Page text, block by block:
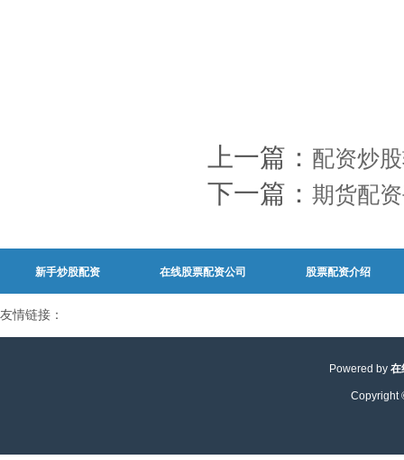
上一篇： 配资炒
下一篇： 期货配
新手炒股配资 在线股票配资公司 股票配资介绍
友情链接：
Powered by 在
Copyright